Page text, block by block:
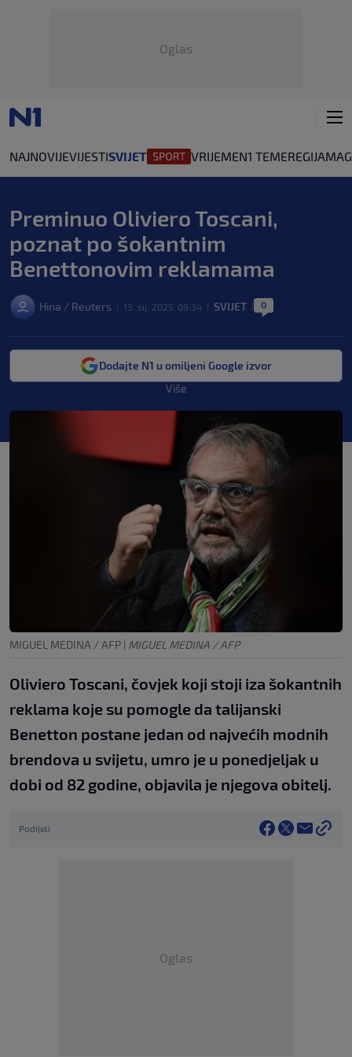
Oglas
NAJNOVIJEVIJESTISVIJET VRIJEMEN1 TEMEREGIJA
Preminuo Oliviero Toscani,
poznat po šokantnim
Benettonovim reklamama
Hina / Reuters 13. sij. 2025. 09:34 SVIJET 0
Dodajte N1 u omiljeni Google izvor
Više
MIGUEL MEDINA / AFP | MIGUEL MEDINA / AFP
Oliviero Toscani, čovjek koji stoji iza šokantnih
reklama koje su pomogle da talijanski
Benetton postane jedan od najvećih modnih
brendova u svijetu, umro je u ponedjeljak u
dobi od 82 godine, objavila je njegova obitelj.
Podijeli
Oglas